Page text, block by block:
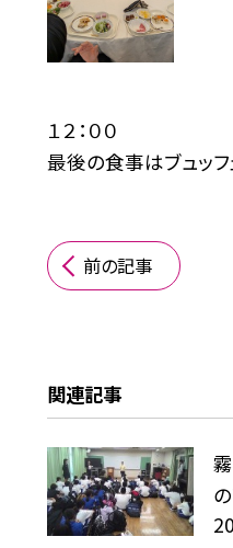
１２：００
最後の食事はブュッフ
前の記事
関連記事